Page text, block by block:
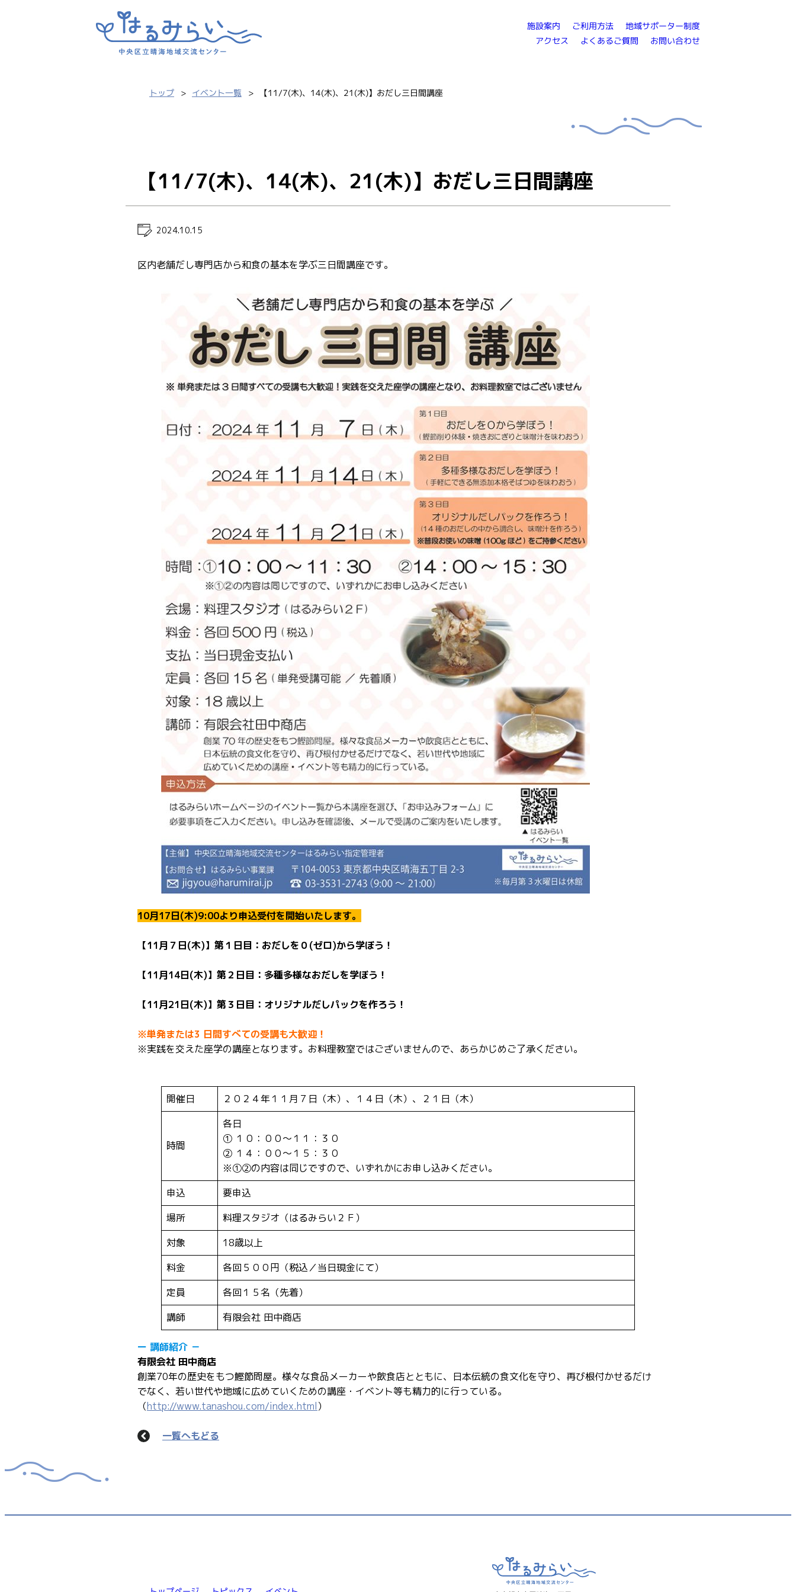
施設案内 ご利用方法 地域サポーター制度
アクセス よくあるご質問 お問い合わせ
トップ イベント一覧 【11/7(木)、14(木)、21(木)】おだし三日間講座
【11/7(木)、14(木)、21(木)】おだし三日間講座
2024.10.15
区内老舗だし専門店から和食の基本を学ぶ三日間講座です。
10月17日(木)9:00より申込受付を開始いたします。
【11月７日(木)】第１日目：おだしを０(ゼロ)から学ぼう！
【11月14日(木)】第２日目：多種多様なおだしを学ぼう！
【11月21日(木)】第３日目：オリジナルだしパックを作ろう！
※単発または3 日間すべての受講も大歓迎！
※実践を交えた座学の講座となります。お料理教室ではございませんので、あらかじめご了承ください。
開催日 ２０２４年１１月７日（木）、１４日（木）、２１日（木）
時間
各日
① １０：００～１１：３０
② １４：００～１５：３０
※①②の内容は同じですので、いずれかにお申し込みください。
申込
要申込
場所
料理スタジオ（はるみらい２Ｆ）
対象
18歳以上
料金
各回５００円（税込／当日現金にて）
定員
各回１５名（先着）
講師
有限会社 田中商店
ー 講師紹介 －
有限会社 田中商店
創業70年の歴史をもつ鰹節問屋。様々な食品メーカーや飲食店とともに、日本伝統の食文化を守り、再び根付かせるだけ
でなく、若い世代や地域に広めていくための講座・イベント等も精力的に行っている。
（http://www.tanashou.com/index.html）
一覧へもどる